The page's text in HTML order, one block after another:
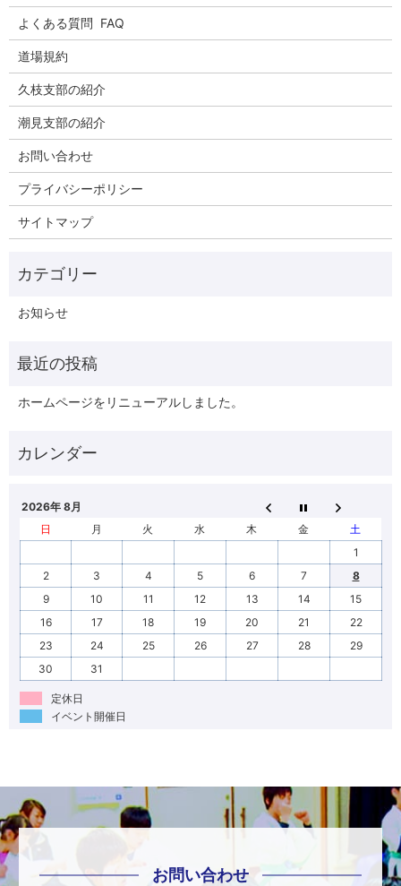
よくある質問 FAQ
道場規約
久枝支部の紹介
潮見支部の紹介
お問い合わせ
プライバシーポリシー
サイトマップ
お知らせ
ホームページをリニューアルしました。
2026年 8月
日
月 火 水 木 金
土
1
2
3 4 5 6 7
8
9
10 11 12 13 14
15
16
17 18 19 20 21
22
23
24 25 26 27 28
29
30
31
定休日
イベント開催日
お問い合わせ